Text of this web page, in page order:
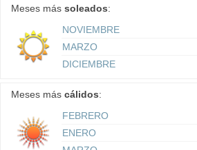
Meses más soleados:
NOVIEMBRE
MARZO
DICIEMBRE
Meses más cálidos:
FEBRERO
ENERO